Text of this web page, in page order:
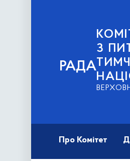
РАДА
З
Про Комітет